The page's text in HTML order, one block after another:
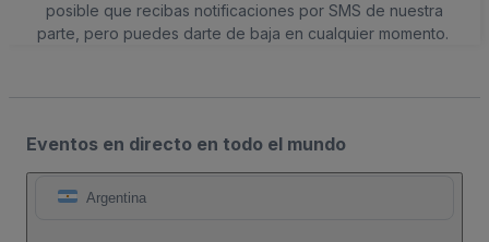
posible que recibas notificaciones por SMS de nuestra
parte, pero puedes darte de baja en cualquier momento.
Eventos en directo en todo el mundo
Argentina